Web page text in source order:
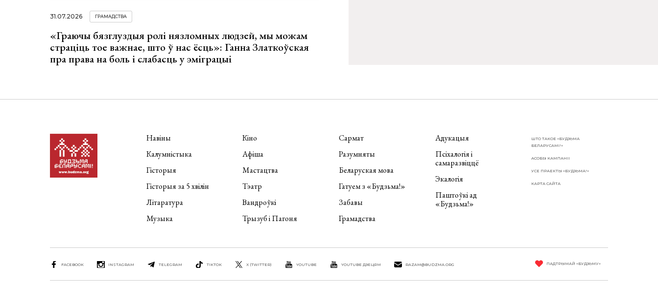
31.07.2026 ГРАМАДСТВА
«Граючы бязглуздыя ролі нязломных людзей, мы можам
страціць тое важнае, што ў нас ёсць»: Ганна Златкоўская
пра права на боль і слабасць у эміграцыі
Навіны
Калумністыка
Гісторыя
Гісторыя за 5 хвілін
Літаратура
Музыка
Кіно
Афіша
Мастацтва
Тэатр
Вандроўкі
Трызуб і Пагоня
Сармат
Разумняты
Беларуская мова
Гатуем з «Будзьма!»
Забавы
Грамадства
Адукацыя
Псіхалогія і
самаразвіццё
Экалогія
Паштоўкі ад
«Будзьма!»
ШТО ТАКОЕ «БУДЗЬМА
БЕЛАРУСАМІ!»
АСОБЫ КАМПАНІІ
УСЕ ПРАЕКТЫ «БУДЗЬМА!»
КАРТА САЙТА
FACEBOOK INSTAGRAM TELEGRAM TIKTOK X (TWITTER) YOUTUBE YOUTUBE ДЗЕЦЯМ RAZAM@BUDZMA.ORG ПАДТРЫМАЙ «БУДЗЬМУ»